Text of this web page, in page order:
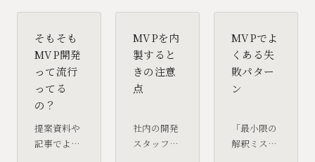
そもそも
MVP開発
って流行
ってる
の？
提案資料や
記事でよく
MVPを内
製すると
きの注意
点
社内の開発
スタッフや
MVPでよ
くある失
敗パター
ン
「最小限の
解釈ミス」